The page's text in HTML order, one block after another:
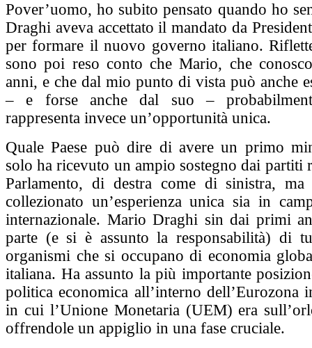
Pover’uomo, ho subito pensato quando ho
Draghi aveva accettato il mandato da
per formare il nuovo governo italiano.
sono poi reso conto che Mario, che
anni, e che dal mio punto di vista può anche
– e forse anche dal suo –
rappresenta invece un’opportunità unica.
Quale Paese può dire di avere un primo
solo ha ricevuto un ampio sostegno dai partiti
Parlamento, di destra come di sinistra, ma
collezionato un’esperienza unica sia in
internazionale. Mario Draghi sin dai primi
parte (e si è assunto la responsabilità) di
organismi che si occupano di economia
italiana. Ha assunto la più importante
politica economica all’interno dell’Eurozona
in cui l’Unione Monetaria (UEM) era
offrendole un appiglio in una fase cruciale.